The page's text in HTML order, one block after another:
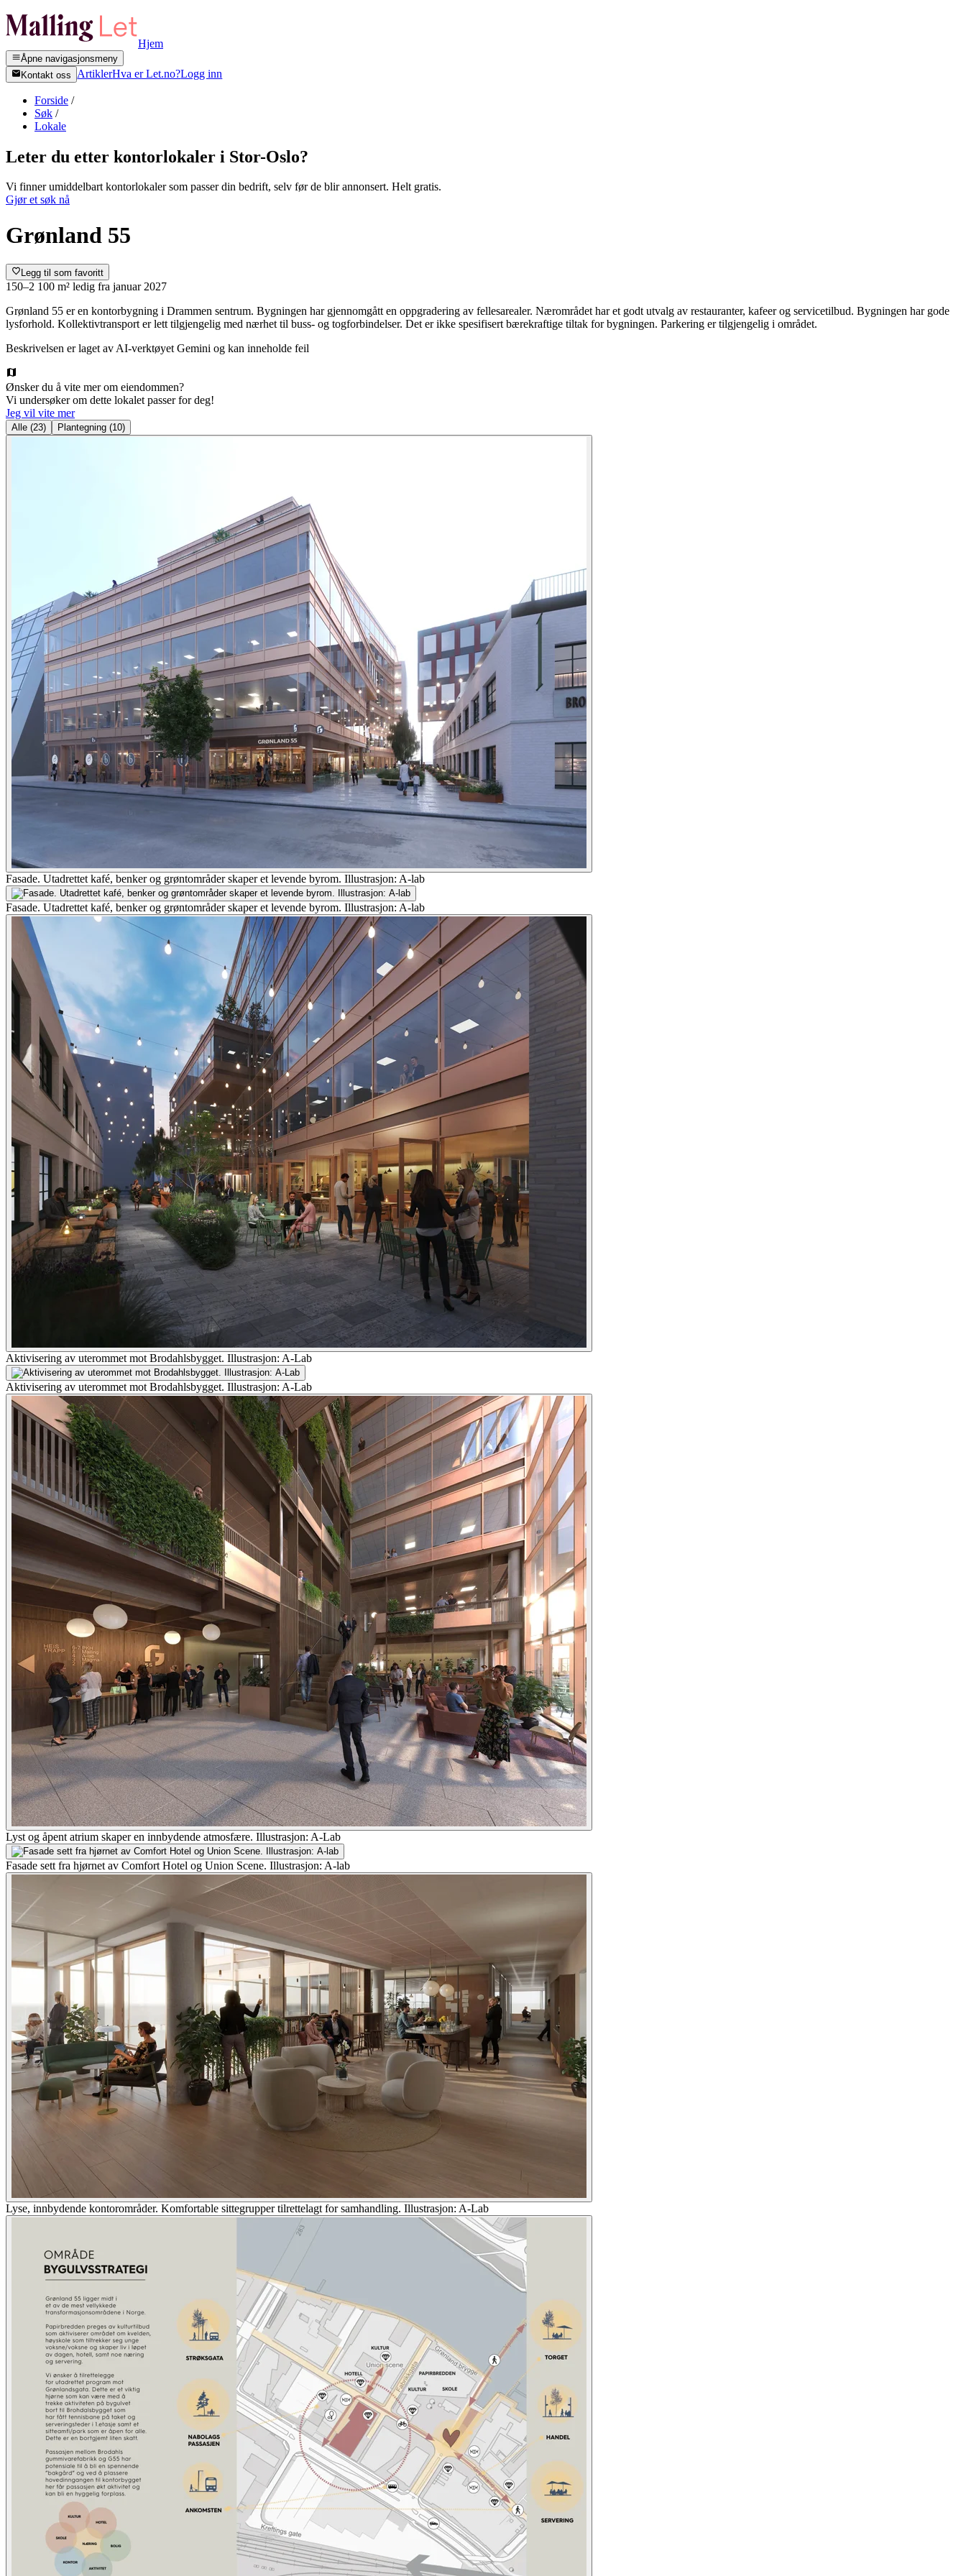
Hjem
Åpne navigasjonsmeny
Kontakt oss
ArtiklerHva er Let.no?Logg inn
Forside /
Søk /
Lokale
Leter du etter kontorlokaler i Stor-Oslo?
Vi finner umiddelbart kontorlokaler som passer din bedrift, selv før de blir annonsert. Helt gratis.
Gjør et søk nå
Grønland 55
Legg til som favoritt
150–2 100 m² ledig fra januar 2027
Grønland 55 er en kontorbygning i Drammen sentrum. Bygningen har gjennomgått en oppgradering av fellesarealer. Nærområdet har et godt utvalg av restauranter, kafeer og servicetilbud. Bygningen har gode
lysforhold. Kollektivtransport er lett tilgjengelig med nærhet til buss- og togforbindelser. Det er ikke spesifisert bærekraftige tiltak for bygningen. Parkering er tilgjengelig i området.
Beskrivelsen er laget av AI-verktøyet Gemini og kan inneholde feil
Ønsker du å vite mer om eiendommen?
Vi undersøker om dette lokalet passer for deg!
Jeg vil vite mer
Alle (23) Plantegning (10)
Fasade. Utadrettet kafé, benker og grøntområder skaper et levende byrom. Illustrasjon: A-lab
Fasade. Utadrettet kafé, benker og grøntområder skaper et levende byrom. Illustrasjon: A-lab
Aktivisering av uterommet mot Brodahlsbygget. Illustrasjon: A-Lab
Aktivisering av uterommet mot Brodahlsbygget. Illustrasjon: A-Lab
Lyst og åpent atrium skaper en innbydende atmosfære. Illustrasjon: A-Lab
Fasade sett fra hjørnet av Comfort Hotel og Union Scene. Illustrasjon: A-lab
Lyse, innbydende kontorområder. Komfortable sittegrupper tilrettelagt for samhandling. Illustrasjon: A-Lab